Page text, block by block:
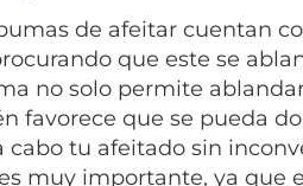
de afeitar cuentan
que este se
no solo permite
favorece que se pueda
cabo tu afeitado sin
muy importante, ya que